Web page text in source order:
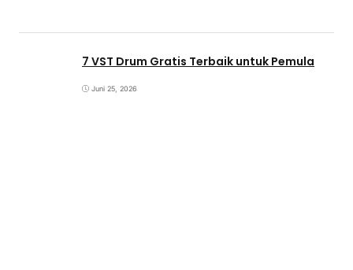
7 VST Drum Gratis Terbaik untuk Pemula
Juni 25, 2026